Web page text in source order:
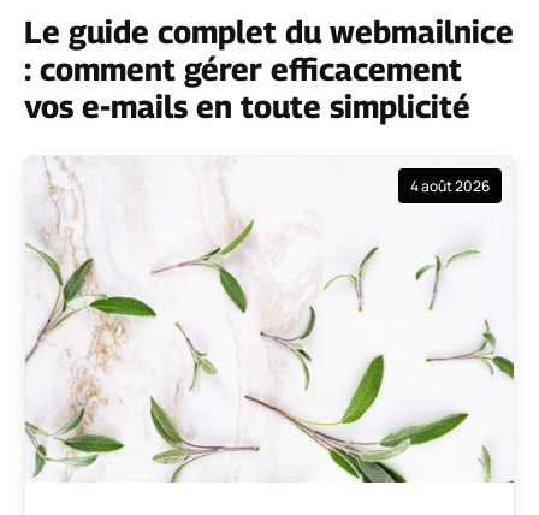
Le guide complet du webmailnice
: comment gérer efficacement
vos e-mails en toute simplicité
4 août 2026